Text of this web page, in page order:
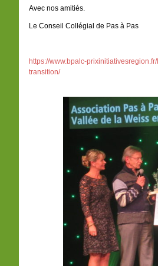
Avec nos amitiés.
Le Conseil Collégial de Pas à Pas
https://www.bpalc-
transition/